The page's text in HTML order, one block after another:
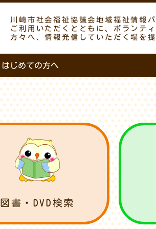
川崎市社会福祉協議会地域福祉情報
ご利用いただくとともに、ボランテ
方々へ、情報発信していただく場を
はじめての方へ
図書・DVD検索